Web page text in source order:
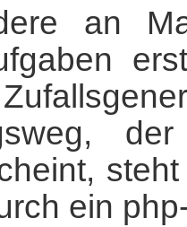
an
ein